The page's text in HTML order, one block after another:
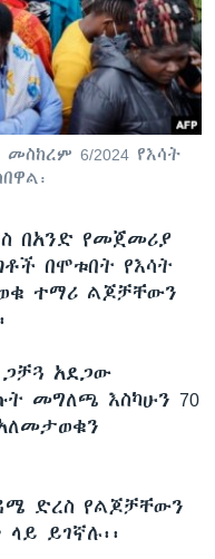
6/2024 የእሳት
በአንድ የመጀመሪያ
በሞቱበት የእሳት
ተማሪ ልጆቻቸውን
አደጋው
መግለጫ እስካሁን 70
ድረስ የልጆቻቸውን
ይገኛሉ፡፡